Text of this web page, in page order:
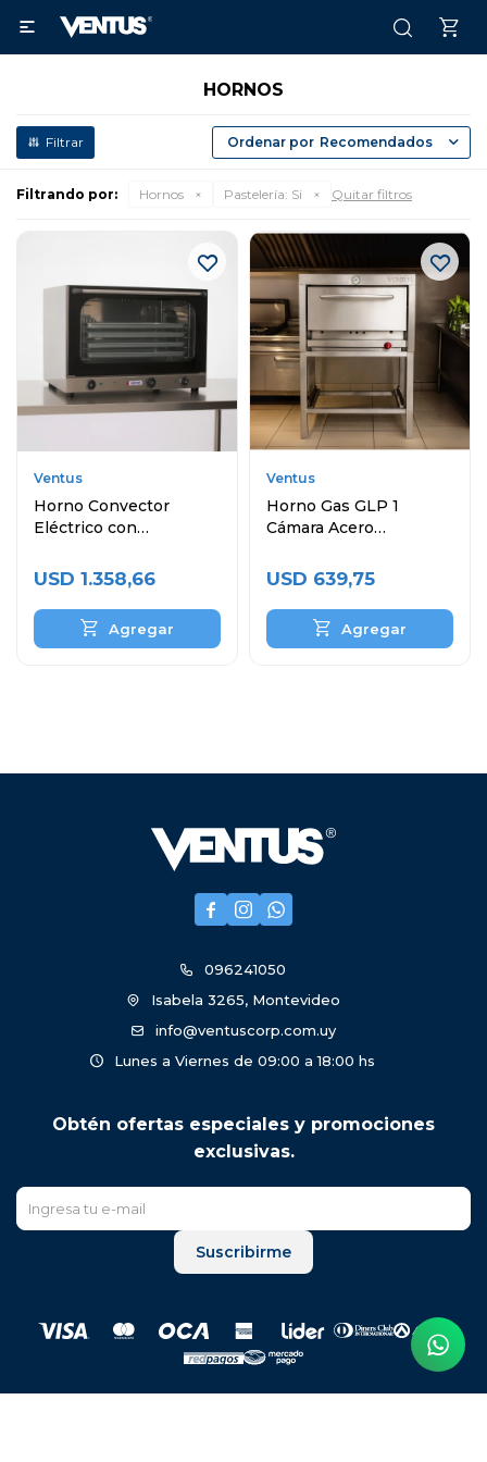

HORNOS
Recomendados
Filtrando por: Hornos Pastelería: Si Quitar filtros
Ventus
Horno Convector
Eléctrico con
60x40 cm
USD 1.358,66
Ventus
Horno Gas GLP 1
Cámara Acero
USD 639,75
  
096241050
Isabela 3265, Montevideo
info@ventuscorp.com.uy
Lunes a Viernes de 09:00 a 18:00 hs
Obtén ofertas especiales y promociones
exclusivas.
Suscribirme